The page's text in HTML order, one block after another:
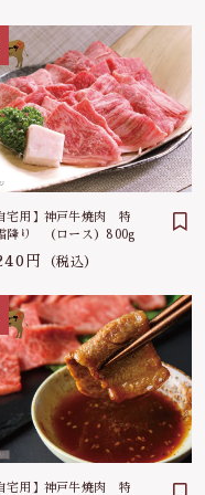
宅用】神戸牛焼肉 特
り （ロース）800g
円 （税込）
宅用】神戸牛焼肉 特
円